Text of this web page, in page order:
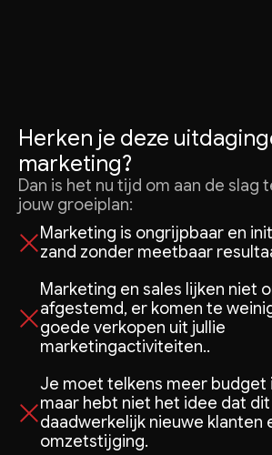
Herken je deze
marketing?
Dan is het nu tijd om aan de slag
jouw groeiplan:
Marketing is ongrijpbaar en
zand zonder meetbaar
Marketing en sales lijken niet
afgestemd, er komen te
goede verkopen uit jullie
marketingactiviteiten..
Je moet telkens meer budget
maar hebt niet het idee dat
daadwerkelijk nieuwe klanten
omzetstijging.